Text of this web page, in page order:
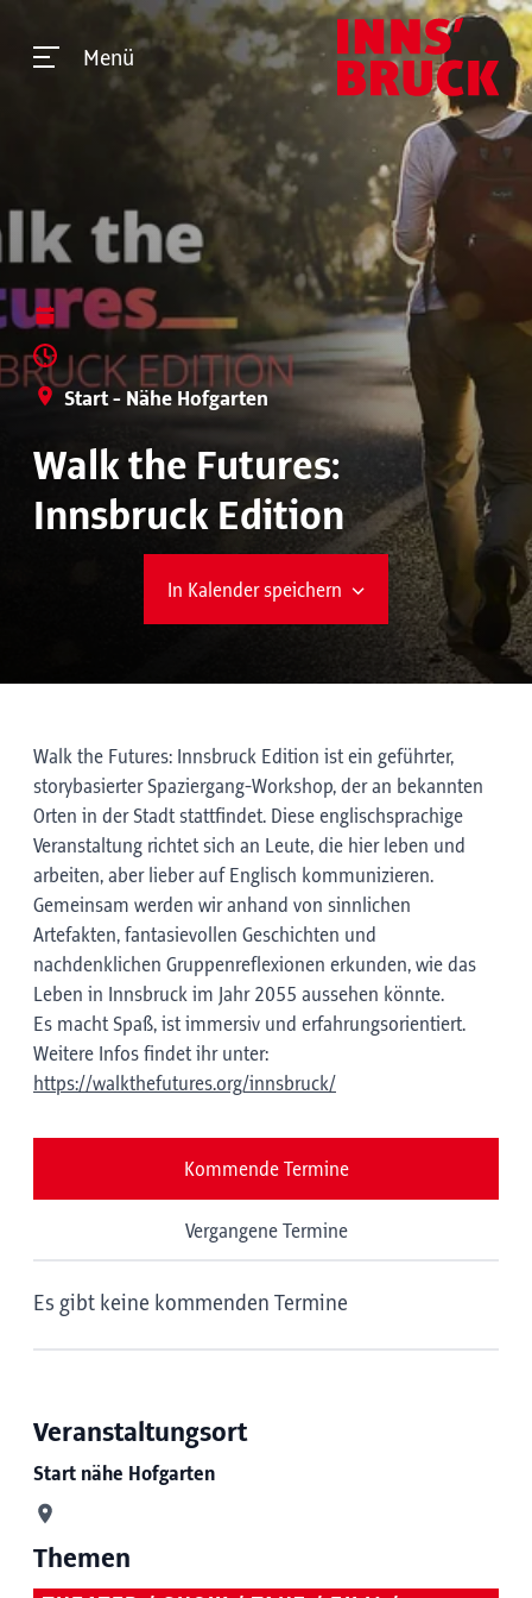
Menü
Start - Nähe Hofgarten
Walk the Futures:
Innsbruck Edition
In Kalender speichern
Walk the Futures: Innsbruck Edition ist ein geführter,
storybasierter Spaziergang-Workshop, der an bekannten
Orten in der Stadt stattfindet. Diese englischsprachige
Veranstaltung richtet sich an Leute, die hier leben und
arbeiten, aber lieber auf Englisch kommunizieren.
Gemeinsam werden wir anhand von sinnlichen
Artefakten, fantasievollen Geschichten und
nachdenklichen Gruppenreflexionen erkunden, wie das
Leben in Innsbruck im Jahr 2055 aussehen könnte.
Es macht Spaß, ist immersiv und erfahrungsorientiert.
Weitere Infos findet ihr unter:
https://walkthefutures.org/innsbruck/
Kommende Termine
Vergangene Termine
Es gibt keine kommenden Termine
Veranstaltungsort
Start nähe Hofgarten
Themen